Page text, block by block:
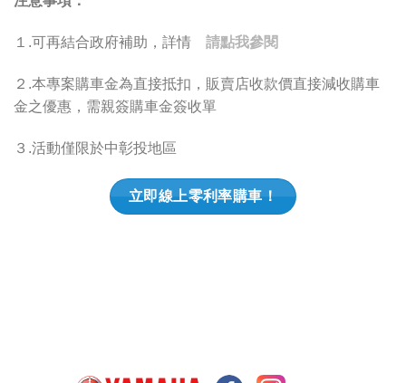
１.可再結合政府補助，詳情 請點我參閱
２.本專案購車金為直接抵扣，販賣店收款價直接減收購車
金之優惠，需親簽購車金簽收單
３.活動僅限於中彰投地區
立即線上零利率購車！